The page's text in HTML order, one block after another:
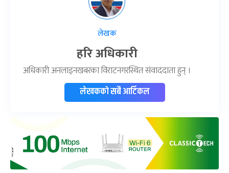
लेखक
हरि अधिकारी
अधिकारी अनलाइनखबरका विराटनगरस्थित संवाददाता हुन् ।
लेखकको सबै आर्टिकल